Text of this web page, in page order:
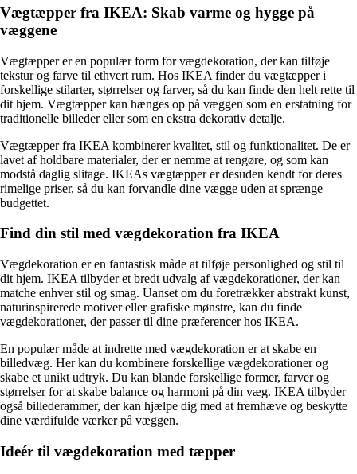
Vægtæpper fra IKEA: Skab varme og hygge på
væggene
Vægtæpper er en populær form for vægdekoration, der kan tilføje
tekstur og farve til ethvert rum. Hos IKEA finder du vægtæpper i
forskellige stilarter, størrelser og farver, så du kan finde den helt rette til
dit hjem. Vægtæpper kan hænges op på væggen som en erstatning for
traditionelle billeder eller som en ekstra dekorativ detalje.
Vægtæpper fra IKEA kombinerer kvalitet, stil og funktionalitet. De er
lavet af holdbare materialer, der er nemme at rengøre, og som kan
modstå daglig slitage. IKEAs vægtæpper er desuden kendt for deres
rimelige priser, så du kan forvandle dine vægge uden at sprænge
budgettet.
Find din stil med vægdekoration fra IKEA
Vægdekoration er en fantastisk måde at tilføje personlighed og stil til
dit hjem. IKEA tilbyder et bredt udvalg af vægdekorationer, der kan
matche enhver stil og smag. Uanset om du foretrækker abstrakt kunst,
naturinspirerede motiver eller grafiske mønstre, kan du finde
vægdekorationer, der passer til dine præferencer hos IKEA.
En populær måde at indrette med vægdekoration er at skabe en
billedvæg. Her kan du kombinere forskellige vægdekorationer og
skabe et unikt udtryk. Du kan blande forskellige former, farver og
størrelser for at skabe balance og harmoni på din væg. IKEA tilbyder
også billederammer, der kan hjælpe dig med at fremhæve og beskytte
dine værdifulde værker på væggen.
Ideér til vægdekoration med tæpper